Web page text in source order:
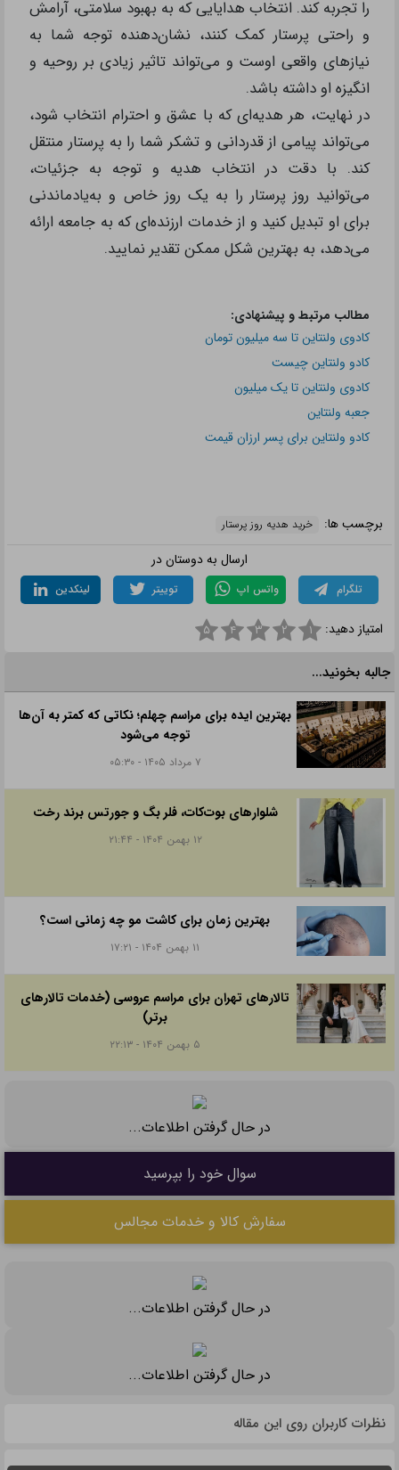
را تجربه کند. انتخاب هدایایی که به بهبود سلامتی، آرامش
و راحتی پرستار کمک کنند، نشان‌دهنده توجه شما به
نیازهای واقعی اوست و می‌تواند تاثیر زیادی بر روحیه و
انگیزه او داشته باشد.
در نهایت، هر هدیه‌ای که با عشق و احترام انتخاب شود،
می‌تواند پیامی از قدردانی و تشکر شما را به پرستار منتقل
کند. با دقت در انتخاب هدیه و توجه به جزئیات،
می‌توانید روز پرستار را به یک روز خاص و به‌یادماندنی
برای او تبدیل کنید و از خدمات ارزنده‌ای که به جامعه ارائه
می‌دهد، به بهترین شکل ممکن تقدیر نمایید.
مطالب مرتبط و پیشنهادی:
کادوی ولنتاین تا سه میلیون تومان
کادو ولنتاین چیست
کادوی ولنتاین تا یک میلیون
جعبه ولنتاین
کادو ولنتاین برای پسر ارزان قیمت
برچسب ها: خرید هدیه روز پرستار
ارسال به دوستان در
تلگرام واتس اپ توییتر لینکدین
امتیاز دهید: ۱ ۲ ۳ ۴ ۵
جالبه بخونید...
بهترین ایده برای مراسم چهلم؛ نکاتی که کمتر به آن‌ها
توجه می‌شود
۷ مرداد ۱۴۰۵ - ۰۵:۳۰
شلوارهای بوت‌کات، فلر بگ و جورتس برند رخت
۱۲ بهمن ۱۴۰۴ - ۲۱:۴۴
بهترین زمان برای کاشت مو چه زمانی است؟
۱۱ بهمن ۱۴۰۴ - ۱۷:۲۱
تالارهای تهران برای مراسم عروسی (خدمات تالارهای
برتر)
۵ بهمن ۱۴۰۴ - ۲۲:۱۳
در حال گرفتن اطلاعات...
سوال خود را بپرسید
سفارش کالا و خدمات مجالس
در حال گرفتن اطلاعات...
در حال گرفتن اطلاعات...
نظرات کاربران روی این مقاله